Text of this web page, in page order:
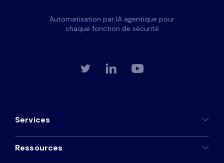
Automatisation par IA agentique pour
chaque fonction de sécurité
Services
Ressources